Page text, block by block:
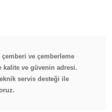
ve çemberleme
kalite ve güvenin adresi.
servis desteği ile